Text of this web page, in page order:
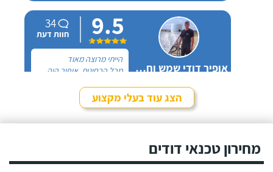
עבודה נקייה ומסודרת.
אופיר דודי שמש וחשמל
9.5
34
חוות דעת
הייתי מרוצה מאוד
מכל הבחינות, אופיר היה
לראות את המיקום של
ההתקנה, המחיר היה הוגן
היה לארג' והשאיר נקי
חייג עכשיו
הצג עוד בעלי מקצוע
מחירון טכנאי דודים